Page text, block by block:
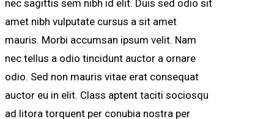
nec sagittis sem nibh id elit. Duis sed odio sit
amet nibh vulputate cursus a sit amet
mauris. Morbi accumsan ipsum velit. Nam
nec tellus a odio tincidunt auctor a ornare
odio. Sed non mauris vitae erat consequat
auctor eu in elit. Class aptent taciti sociosqu
ad litora torquent per conubia nostra per